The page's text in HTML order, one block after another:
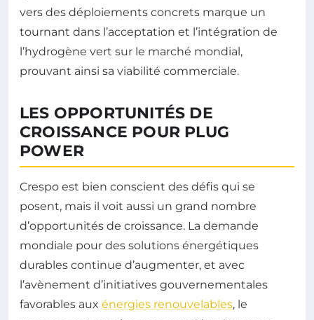
vers des déploiements concrets marque un
tournant dans l’acceptation et l’intégration de
l’hydrogène vert sur le marché mondial,
prouvant ainsi sa viabilité commerciale.
LES OPPORTUNITÉS DE
CROISSANCE POUR PLUG
POWER
Crespo est bien conscient des défis qui se
posent, mais il voit aussi un grand nombre
d’opportunités de croissance. La demande
mondiale pour des solutions énergétiques
durables continue d’augmenter, et avec
l’avènement d’initiatives gouvernementales
favorables aux énergies renouvelables, le